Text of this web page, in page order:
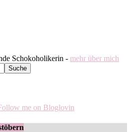
Schokoholikerin - mehr über mich